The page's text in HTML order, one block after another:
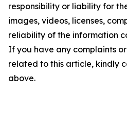
responsibility or liability for
images, videos, licenses,
reliability of the information
If you have any complaints
related to this article, kindly
above.